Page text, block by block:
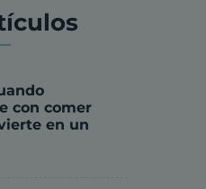
con comer
en un